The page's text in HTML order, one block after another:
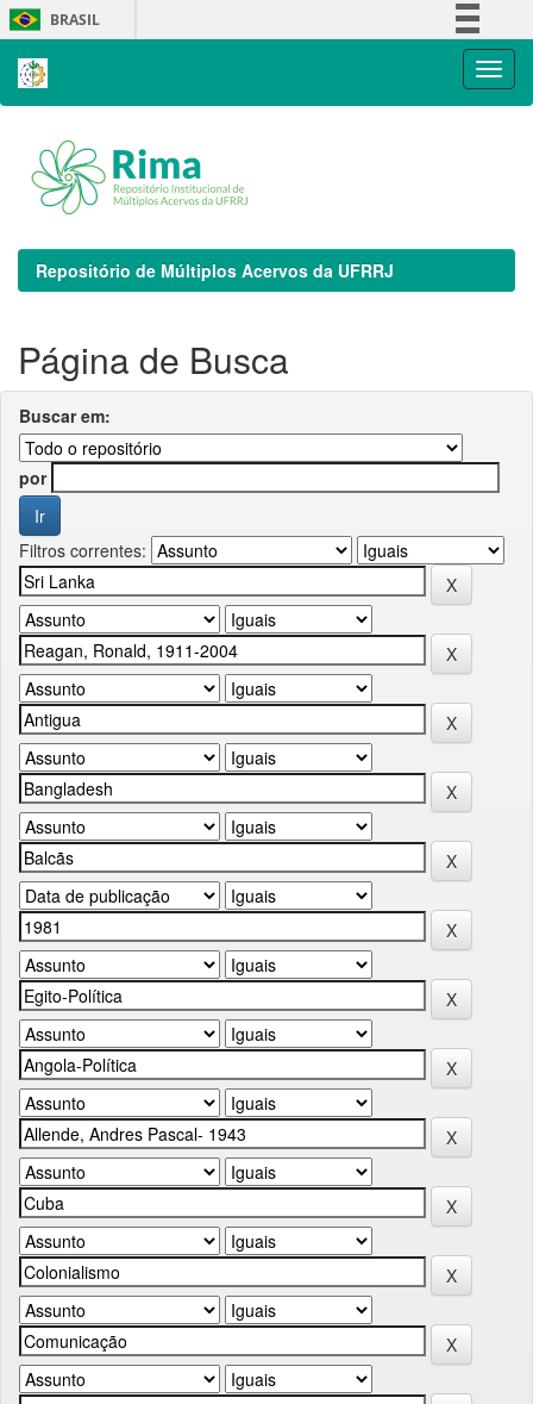
Skip
navigation
BRASIL
Repositório de Múltiplos Acervos da UFRRJ
Página de Busca
Buscar em:
por
Filtros correntes: